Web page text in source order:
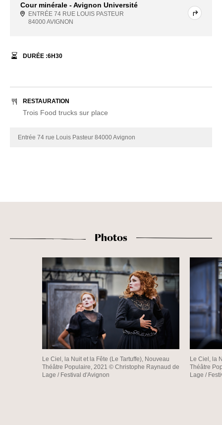
Cour minérale - Avignon Université
ENTRÉE 74 RUE LOUIS PASTEUR
84000 AVIGNON
DURÉE :6H30
RESTAURATION
Trois Food trucks sur place
Entrée 74 rue Louis Pasteur 84000 Avignon
Photos
Le Ciel, la Nuit et la Fête (Le Tartuffe), Nouveau
Théâtre Populaire, 2021 © Christophe Raynaud de
Lage / Festival d'Avignon
Le Ciel, la
Théâtre
Lage /